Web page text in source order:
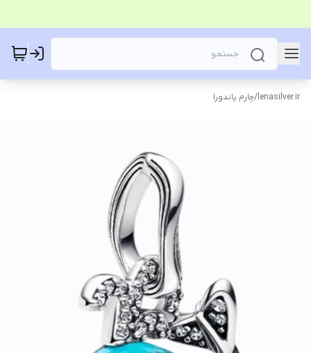
lenasilver.ir
/چارم پاندورا